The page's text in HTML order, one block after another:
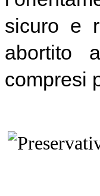
sicuro e
abortito
compresi